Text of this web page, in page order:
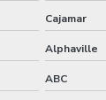
Técnicas Para
Sob Demanda
Personalizados
Cajamar
Alphaville
ABC